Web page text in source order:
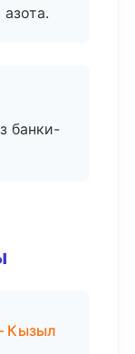
банки-
Кызыл